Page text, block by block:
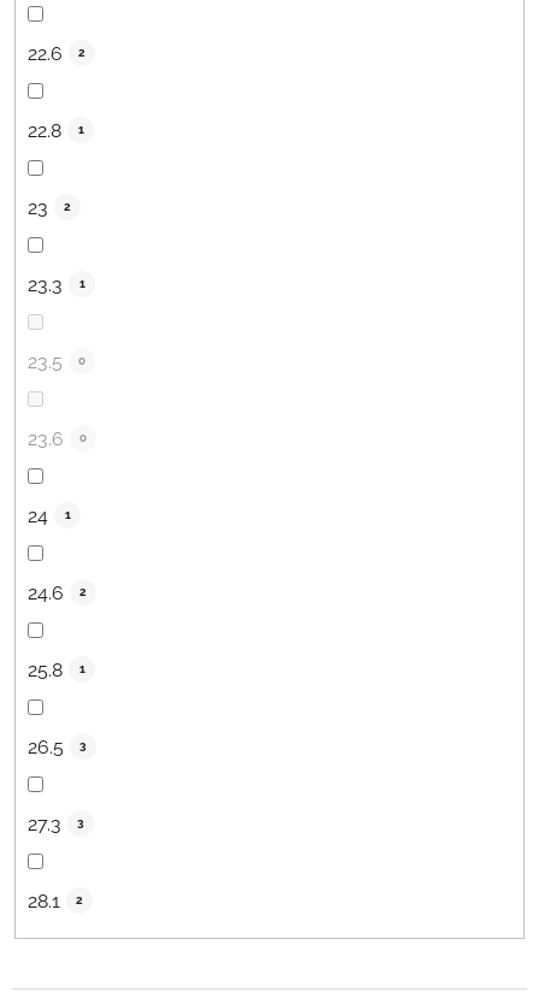
22.6 2
22.8 1
23 2
23.3 1
23.5 0
23.6 0
24 1
24.6 2
25.8 1
26.5 3
27.3 3
28.1 2